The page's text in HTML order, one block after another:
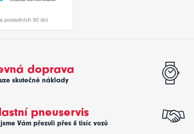
doprava
skutečné náklady
pneuservis
Vám přezuli přes 6 tisíc vozů